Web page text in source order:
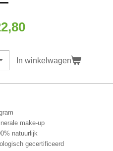
In winkelwagen
make-up
natuurlijk
gecertificeerd